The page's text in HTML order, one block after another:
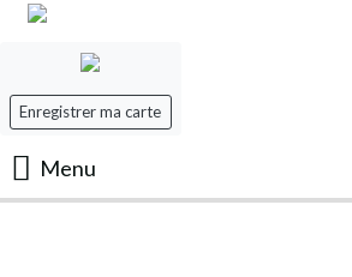
Enregistrer ma carte
Menu